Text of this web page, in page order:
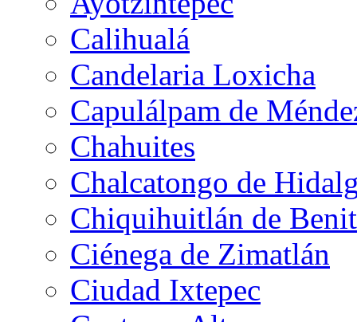
Calihualá
Candelaria Loxicha
Capulálpam de
Chahuites
Chalcatongo de
Chiquihuitlán de
Ciénega de Zimatlán
Ciudad Ixtepec